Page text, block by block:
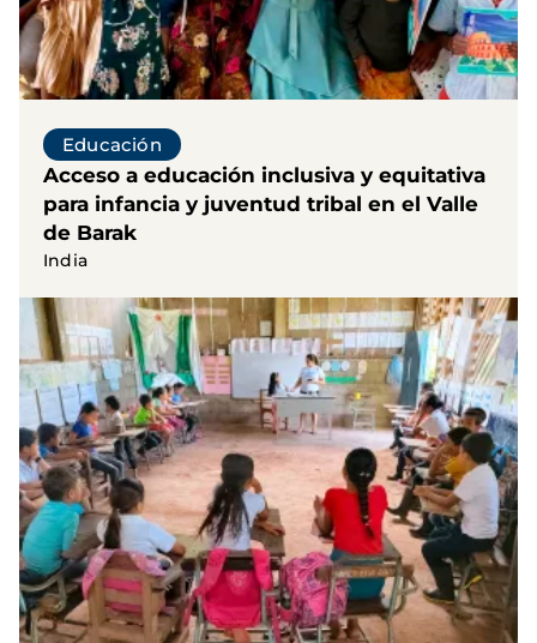
Educación
Acceso a educación inclusiva y equitativa
para infancia y juventud tribal en el Valle
de Barak
India